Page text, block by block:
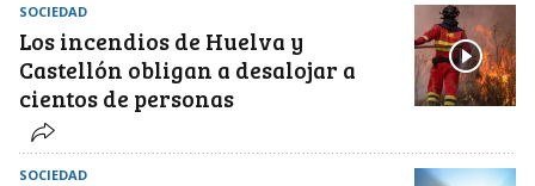
SOCIEDAD
Los incendios de Huelva y
Castellón obligan a desalojar a
cientos de personas
SOCIEDAD